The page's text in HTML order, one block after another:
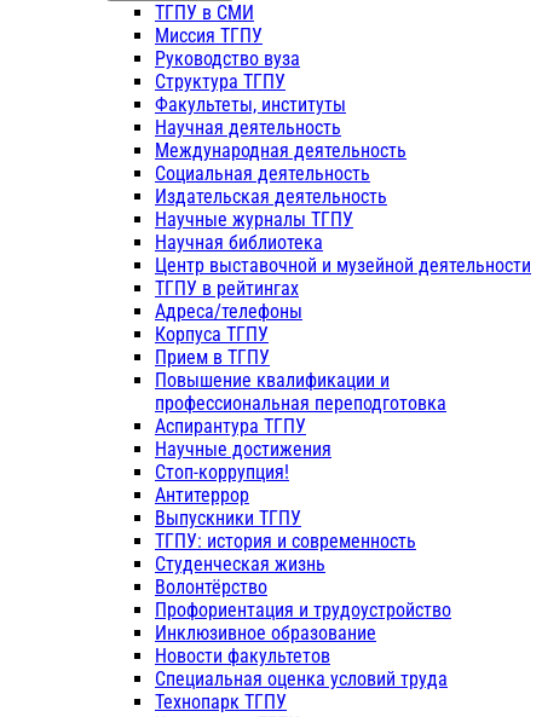
ТГПУ в СМИ
Миссия ТГПУ
Руководство вуза
Структура ТГПУ
Факультеты, институты
Научная деятельность
Международная деятельность
Социальная деятельность
Издательская деятельность
Научные журналы ТГПУ
Научная библиотека
Центр выставочной и музейной деятельности
ТГПУ в рейтингах
Адреса/телефоны
Корпуса ТГПУ
Прием в ТГПУ
Повышение квалификации и
профессиональная переподготовка
Аспирантура ТГПУ
Научные достижения
Стоп-коррупция!
Антитеррор
Выпускники ТГПУ
ТГПУ: история и современность
Студенческая жизнь
Волонтёрство
Профориентация и трудоустройство
Инклюзивное образование
Новости факультетов
Специальная оценка условий труда
Технопарк ТГПУ